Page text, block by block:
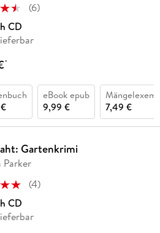
(6)
CD
*
eBook epub
9,99 €
7,49 €
Gartenkrimi
(4)
CD